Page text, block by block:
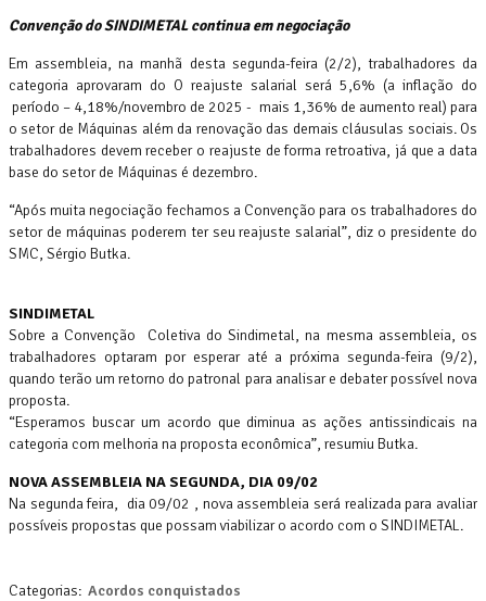
Convenção do SINDIMETAL continua em negociação
Em assembleia, na manhã desta segunda-feira (2/2), trabalhadores da
categoria aprovaram do O reajuste salarial será 5,6% (a inflação do
período – 4,18%/novembro de 2025 - mais 1,36% de aumento real) para
o setor de Máquinas além da renovação das demais cláusulas sociais. Os
trabalhadores devem receber o reajuste de forma retroativa, já que a data
base do setor de Máquinas é dezembro.
“Após muita negociação fechamos a Convenção para os trabalhadores do
setor de máquinas poderem ter seu reajuste salarial”, diz o presidente do
SMC, Sérgio Butka.
SINDIMETAL
Sobre a Convenção Coletiva do Sindimetal, na mesma assembleia, os
trabalhadores optaram por esperar até a próxima segunda-feira (9/2),
quando terão um retorno do patronal para analisar e debater possível nova
proposta.
“Esperamos buscar um acordo que diminua as ações antissindicais na
categoria com melhoria na proposta econômica”, resumiu Butka.
NOVA ASSEMBLEIA NA SEGUNDA, DIA 09/02
Na segunda feira, dia 09/02 , nova assembleia será realizada para avaliar
possíveis propostas que possam viabilizar o acordo com o SINDIMETAL.
Categorias: Acordos conquistados